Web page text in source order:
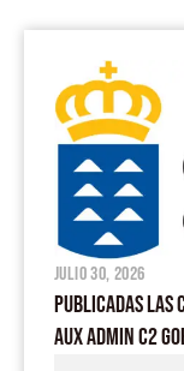
julio 30, 2026
PUBLICADAS LAS
AUX ADMIN C2